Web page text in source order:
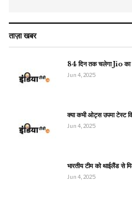
ताज़ा खबर
84 दिन तक चलेगा Jio का
Jun 4, 2025
क्या कभी ओट्स उपमा टेस्ट
Jun 4, 2025
भारतीय टीम को थाईलैंड से
Jun 4, 2025